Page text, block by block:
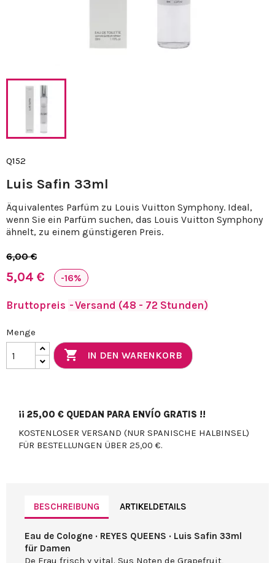
Q152
Luis Safin 33ml
Äquivalentes Parfüm zu Louis Vuitton Symphony. Ideal,
wenn Sie ein Parfüm suchen, das Louis Vuitton Symphony
ähnelt, zu einem günstigeren Preis.
6,00 €
5,04 € -16%
Bruttopreis Versand (48 - 72 Stunden)
Menge
 IN DEN WARENKORB
¡¡ 25,00 € QUEDAN PARA ENVÍO GRATIS !!
KOSTENLOSER VERSAND (NUR SPANISCHE HALBINSEL)
FÜR BESTELLUNGEN ÜBER 25,00 €.
BESCHREIBUNG ARTIKELDETAILS
Eau de Cologne · REYES QUEENS · Luis Safin 33ml
für Damen
De Frau frisch y vital. Sus Noten de Grapefruit,